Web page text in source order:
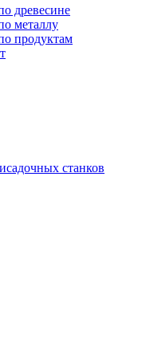
древесине
металлу
продуктам
станков